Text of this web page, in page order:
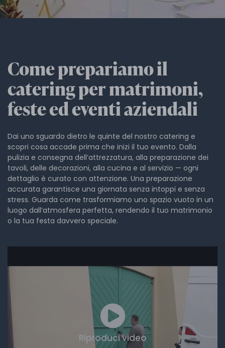
Come prepariamo il
catering per matrimoni,
feste ed eventi aziendali
Dai uno sguardo dietro le quinte del nostro catering e
scopri cosa accade prima che inizi il tuo evento. Dalla
pulizia e consegna dell’attrezzatura, alla preparazione dei
tavoli, delle decorazioni, alla cucina e al servizio — ogni
dettaglio è curato con attenzione. Una preparazione
accurata garantisce una giornata senza intoppi e senza
stress. Guarda come trasformiamo uno spazio vuoto in un
luogo dall’atmosfera perfetta, rendendo il tuo matrimonio
o la tua festa davvero speciale.
Riproduci video